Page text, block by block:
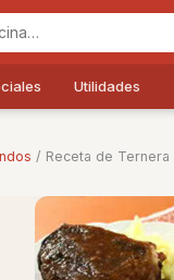
Utilidades
/ Receta de Ternera